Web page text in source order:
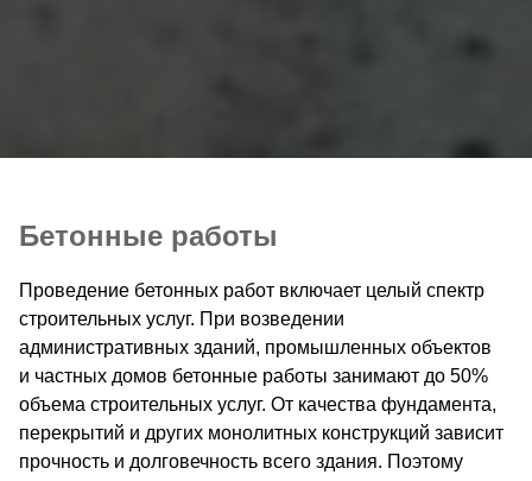
Бетонные работы
Проведение бетонных работ включает целый спектр
строительных услуг. При возведении
административных зданий, промышленных объектов
и частных домов бетонные работы занимают до 50%
объема строительных услуг. От качества фундамента,
перекрытий и других монолитных конструкций зависит
прочность и долговечность всего здания. Поэтому